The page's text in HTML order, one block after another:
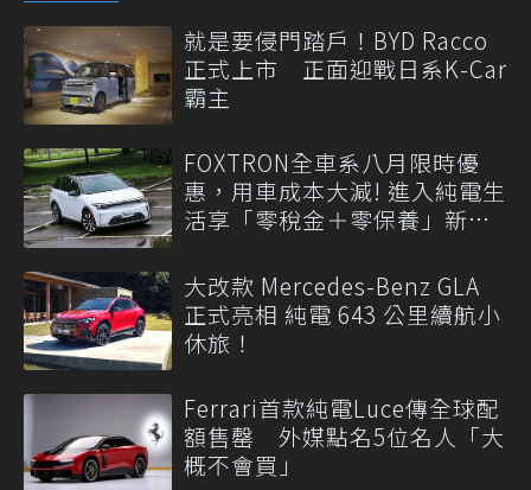
就是要侵門踏戶！BYD Racco
正式上市 正面迎戰日系K-Car
霸主
FOXTRON全車系八月限時優
惠，用車成本大減! 進入純電生
活享「零稅金＋零保養」新時
大改款 Mercedes-Benz GLA
正式亮相 純電 643 公里續航小
休旅！
Ferrari首款純電Luce傳全球配
額售罄 外媒點名5位名人「大
概不會買」